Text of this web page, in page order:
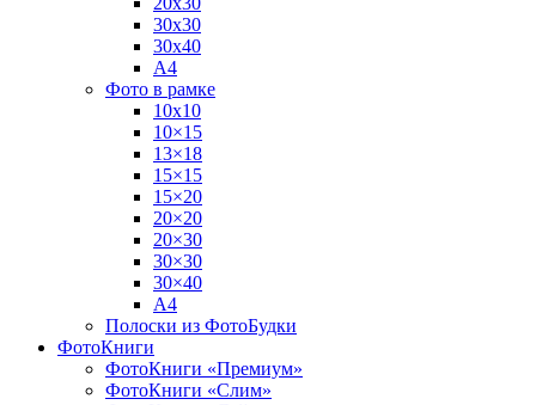
30х30
30х40
А4
Фото в рамке
10х10
10×15
13×18
15×15
15×20
20×20
20×30
30×30
30×40
A4
Полоски из ФотоБудки
ФотоКниги
ФотоКниги «Премиум»
ФотоКниги «Слим»